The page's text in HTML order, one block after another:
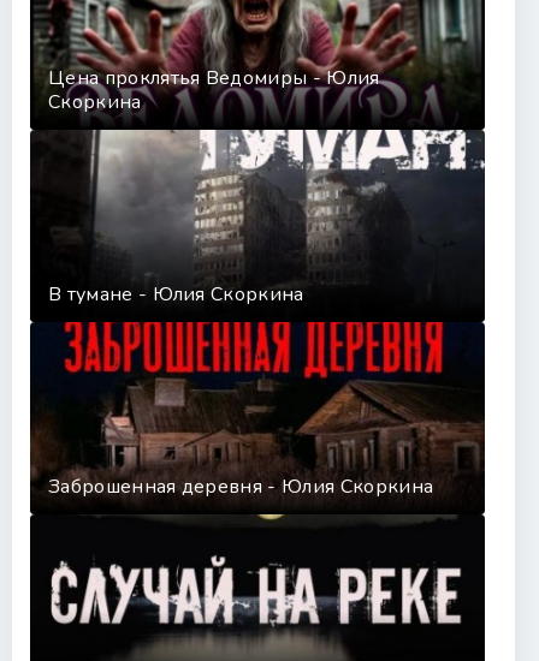
Цена проклятья Ведомиры - Юлия
Скоркина
В тумане - Юлия Скоркина
Заброшенная деревня - Юлия Скоркина